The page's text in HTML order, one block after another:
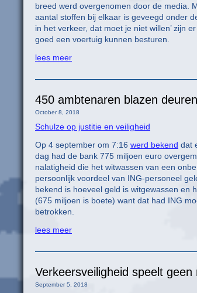
breed werd overgenomen door de media.
aantal stoffen bij elkaar is geveegd onder
in het verkeer, dat moet je niet willen’ zijn
goed een voertuig kunnen besturen.
lees meer
450 ambtenaren blazen
October 8, 2018
Schulze op justitie en veiligheid
Op 4 september om 7:16 werd bekend dat
dag had de bank 775 miljoen euro
nalatigheid die het witwassen van een
persoonlijk voordeel van ING-personeel
bekend is hoeveel geld is witgewassen en
(675 miljoen is boete) want dat had ING
betrokken.
lees meer
Verkeersveiligheid speelt
September 5, 2018